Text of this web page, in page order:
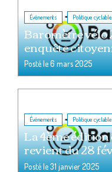
Événements , Politique cyclable
Baromètre vélo
enquête
Posté le6 mars 2025
Événements , Politique cyclable
La 4ème
revient du 28
Posté le31 janvier 2025